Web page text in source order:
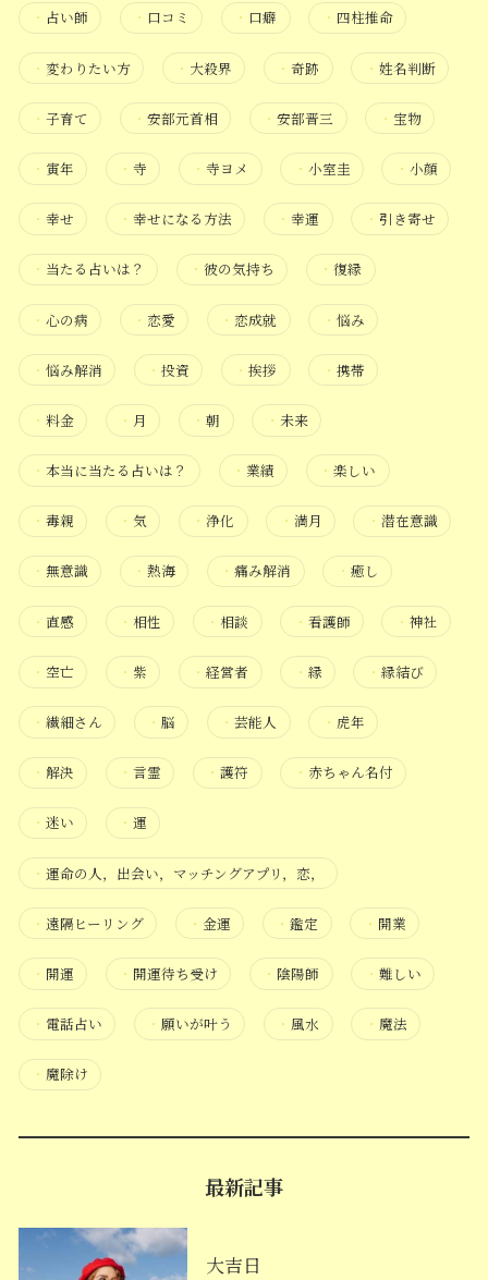
・ 占い師 ・ 口コミ ・ 口癖 ・ 四柱推命
・ 変わりたい方 ・ 大殺界 ・奇跡 ・ 姓名判断
・ 子育て ・安部元首相 ・安部晋三 ・ 宝物
・ 寅年 ・寺 ・寺ヨメ ・ 小室圭 ・ 小顔
・ 幸せ ・幸せになる方法 ・幸運 ・ 引き寄せ
・ 当たる占いは？ ・彼の気持ち ・復縁
・ 心の病 ・ 恋愛 ・ 恋成就 ・ 悩み
・ 悩み解消 ・投資 ・挨拶 ・ 携帯
・ 料金 ・ 月 ・朝 ・ 未来
・ 本当に当たる占いは？ ・業績 ・楽しい
・ 毒親 ・気 ・浄化 ・ 満月 ・ 潜在意識
・ 無意識 ・熱海 ・痛み解消 ・ 癒し
・ 直感 ・ 相性 ・ 相談 ・ 看護師 ・ 神社
・ 空亡 ・ 紫 ・経営者 ・ 縁 ・ 縁結び
・ 繊細さん ・脳 ・芸能人 ・ 虎年
・ 解決 ・言霊 ・護符 ・ 赤ちゃん名付
・ 迷い ・運
・ 運命の人，出会い，マッチングアプリ，恋，
・ 遠隔ヒーリング ・ 金運 ・鑑定 ・ 開業
・ 開運 ・ 開運待ち受け ・ 陰陽師 ・ 難しい
・ 電話占い ・願いが叶う ・ 風水 ・ 魔法
・ 魔除け
最新記事
大吉日